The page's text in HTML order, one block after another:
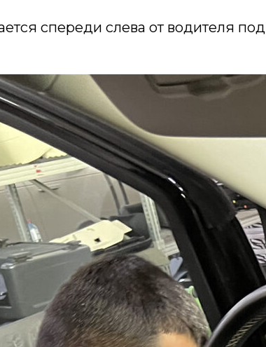
спереди слева от водителя под